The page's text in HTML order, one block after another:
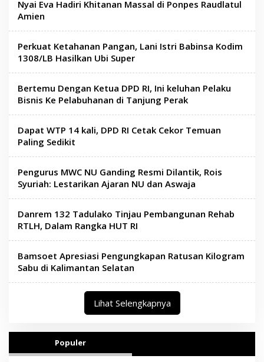
Nyai Eva Hadiri Khitanan Massal di Ponpes Raudlatul
Amien
Perkuat Ketahanan Pangan, Lani Istri Babinsa Kodim
1308/LB Hasilkan Ubi Super
Bertemu Dengan Ketua DPD RI, Ini keluhan Pelaku
Bisnis Ke Pelabuhanan di Tanjung Perak
Dapat WTP 14 kali, DPD RI Cetak Cekor Temuan
Paling Sedikit
Pengurus MWC NU Ganding Resmi Dilantik, Rois
Syuriah: Lestarikan Ajaran NU dan Aswaja
Danrem 132 Tadulako Tinjau Pembangunan Rehab
RTLH, Dalam Rangka HUT RI
Bamsoet Apresiasi Pengungkapan Ratusan Kilogram
Sabu di Kalimantan Selatan
Lihat Selengkapnya
Populer